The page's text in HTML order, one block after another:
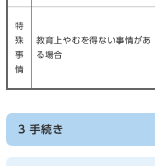
特
殊
事
情
教育上やむを得ない事情があ
る場合
3 手続き